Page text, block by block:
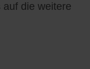
die weitere